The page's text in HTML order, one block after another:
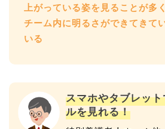
上がっている姿を見ることが多く
チーム内に明るさができてきて
いる
スマホやタブレッ
ルを見れる！